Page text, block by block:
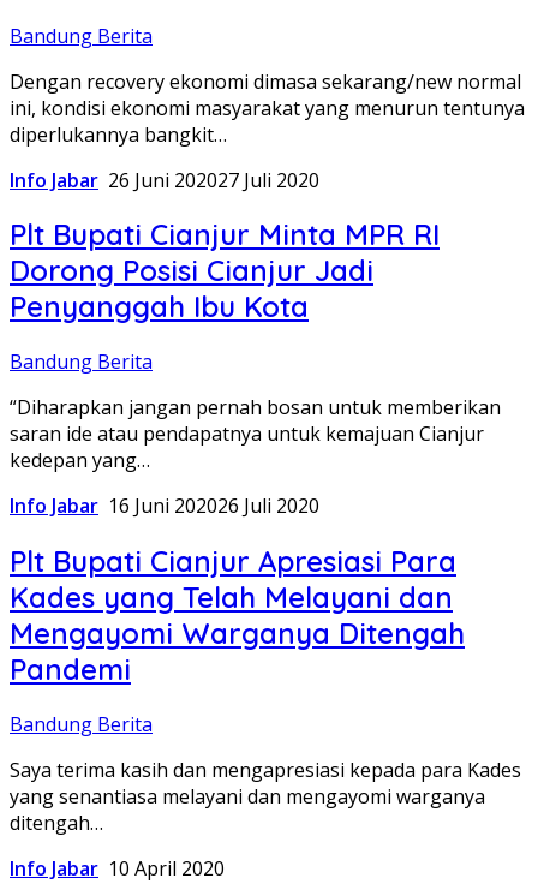
Bandung Berita
Dengan recovery ekonomi dimasa sekarang/new normal
ini, kondisi ekonomi masyarakat yang menurun tentunya
diperlukannya bangkit…
Info Jabar 26 Juni 202027 Juli 2020
Plt Bupati Cianjur Minta MPR RI
Dorong Posisi Cianjur Jadi
Penyanggah Ibu Kota
Bandung Berita
“Diharapkan jangan pernah bosan untuk memberikan
saran ide atau pendapatnya untuk kemajuan Cianjur
kedepan yang…
Info Jabar 16 Juni 202026 Juli 2020
Plt Bupati Cianjur Apresiasi Para
Kades yang Telah Melayani dan
Mengayomi Warganya Ditengah
Pandemi
Bandung Berita
Saya terima kasih dan mengapresiasi kepada para Kades
yang senantiasa melayani dan mengayomi warganya
ditengah…
Info Jabar 10 April 2020